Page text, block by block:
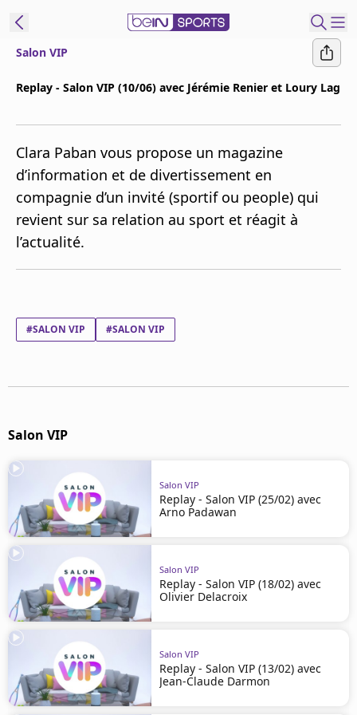
Replays
Podcasts
En Direct
Gérer les
notifications
beINSPIRED
Cookies
Salon VIP
Replay - Salon VIP (10/06) avec Jérémie Renier et Loury Lag
Clara Paban vous propose un magazine
d’information et de divertissement en
compagnie d’un invité (sportif ou people) qui
revient sur sa relation au sport et réagit à
l’actualité.
#SALON VIP #SALON VIP
Salon VIP
Salon VIP
Replay - Salon VIP (25/02) avec
Arno Padawan
Salon VIP
Replay - Salon VIP (18/02) avec
Olivier Delacroix
Salon VIP
Replay - Salon VIP (13/02) avec
Jean-Claude Darmon